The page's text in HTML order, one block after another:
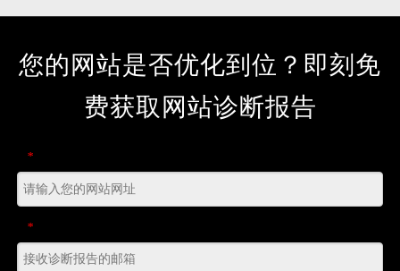
意展现的关键词替代通配符。
用广泛匹配，当网民搜索词与您的关键词高度相关时，即使
相关词、变体形式、完全包含关键词的短语。
b.Exact Match Type精确匹配，是关键词匹配的一种模式。仅
c.Phrase Match Type短语匹配，是关键词匹配的一种模式。
您的网站是否优化到位？即刻免
费获取网站诊断报告
*
*